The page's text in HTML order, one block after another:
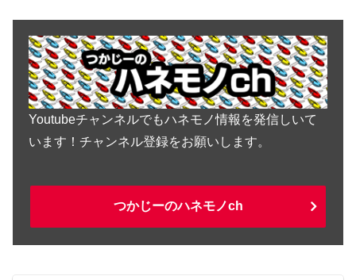
Youtubeチャンネルでもハネモノ情報を発信しいて
います！チャンネル登録をお願いします。
つかじーのハネモノch